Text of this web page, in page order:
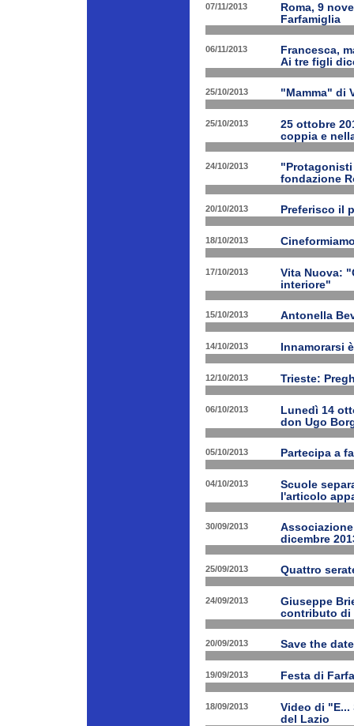
07/11/2013
Roma, 9
Farfamiglia
06/11/2013
Francesca,
Ai tre figli
25/10/2013 "Mamma" di
25/10/2013
25 ottobre
coppia e
24/10/2013
fondazione
20/10/2013 Preferisco il
18/10/2013
17/10/2013
Vita Nuova:
interiore"
15/10/2013 Antonella
14/10/2013 Innamorarsi
12/10/2013 Trieste:
06/10/2013
Lunedì 14
don Ugo
05/10/2013 Partecipa a
04/10/2013
Scuole
l'articolo
30/09/2013
dicembre
25/09/2013 Quattro
24/09/2013
Giuseppe
contributo di
20/09/2013 Save the
19/09/2013 Festa di
18/09/2013
Video di "E...
del Lazio